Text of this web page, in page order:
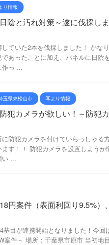
り情報
陰と汚れ対策～遂に伐採し
ていた2本を伐採しました！ かな
あったことに加え、パネルに日陰
作っ ...
玉県東松山市 耳より情報
犯カメラが欲しい！～防犯
防犯カメラを付けていらっしゃる
す！！ 防犯カメラを設置しようか
い ...
円案件（表面利回り9.5%）
基目が連携開始となりました！今
案件～ 場所：千葉県市原市 当初地